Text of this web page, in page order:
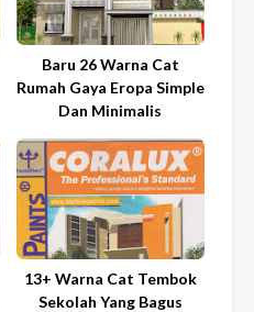
Baru 26 Warna Cat
Rumah Gaya Eropa Simple
Dan Minimalis
13+ Warna Cat Tembok
Sekolah Yang Bagus